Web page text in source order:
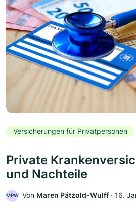
Versicherungen für Privatpersonen
Private
und Nachteile
MPW Von Maren Pätzold-Wulff ‧ 16.